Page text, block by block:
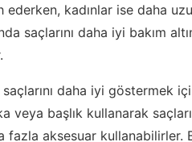
kadınlar ise daha
saçlarını daha iyi bakım
daha iyi göstermek
veya başlık kullanarak
fazla aksesuar kullanabilirler.